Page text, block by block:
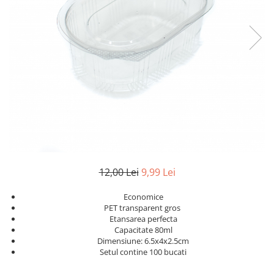
Intretinere masina de spalat
Insecticide si Capcane
12,00 Lei 9,99 Lei
Economice
PET transparent gros
Etansarea perfecta
Capacitate 80ml
Dimensiune: 6.5x4x2.5cm
Setul contine 100 bucati